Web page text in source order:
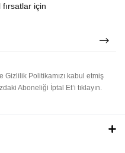
için
Gizlilik Politikamızı kabul etmiş
Aboneliği İptal Et’i tıklayın.